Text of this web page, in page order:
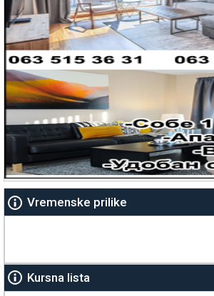
Vremenske prilike
Kursna lista